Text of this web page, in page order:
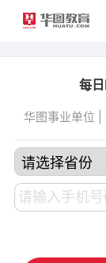
每
华图事业单位